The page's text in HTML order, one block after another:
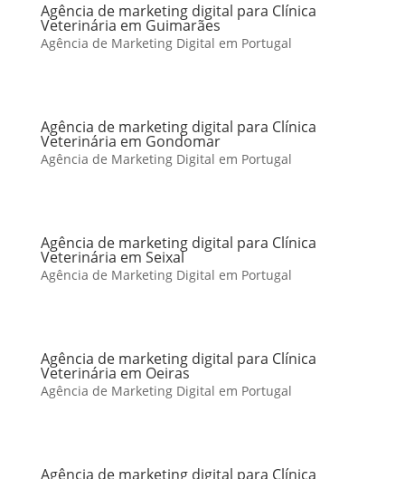
Agência de marketing digital para Clínica
Veterinária em Guimarães
Agência de Marketing Digital em Portugal
Agência de marketing digital para Clínica
Veterinária em Gondomar
Agência de Marketing Digital em Portugal
Agência de marketing digital para Clínica
Veterinária em Seixal
Agência de Marketing Digital em Portugal
Agência de marketing digital para Clínica
Veterinária em Oeiras
Agência de Marketing Digital em Portugal
Agência de marketing digital para Clínica